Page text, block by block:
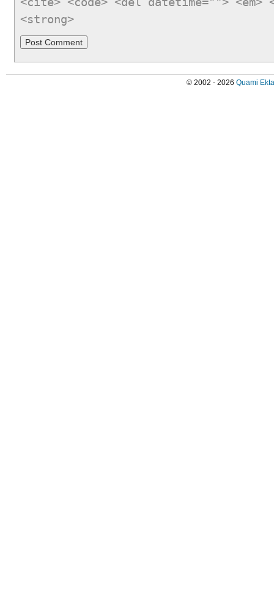
<strong>
© 2002 - 2026 Quami